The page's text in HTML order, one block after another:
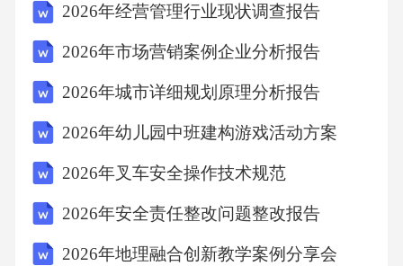
和实践不断提升关键技能，以适应未来的职业
需求。3.建立人脉：建立广泛的职业网络，以便
业动态和法规变化，保持持续学习的态度。未
来是充满挑战和机遇的时代。作为会计学专业
人士，我们需要紧跟时代步伐，不断提升自身
能力，以适应未来的职业需求。通过明确的职
业规划、不断提升技能和关注行业动态，我们
将能够在未来的职业生涯中取得更大的成功。
2026年经营管理行业现状调查报告
2026年市场营销案例企业分析报告
2026年城市详细规划原理分析报告
2026年幼儿园中班建构游戏活动方案
2026年叉车安全操作技术规范
2026年安全责任整改问题整改报告
2026年地理融合创新教学案例分享会